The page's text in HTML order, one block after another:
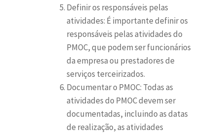
Definir os responsáveis pelas
atividades: É importante definir os
responsáveis pelas atividades do
PMOC, que podem ser funcionários
da empresa ou prestadores de
serviços terceirizados.
Documentar o PMOC: Todas as
atividades do PMOC devem ser
documentadas, incluindo as datas
de realização, as atividades